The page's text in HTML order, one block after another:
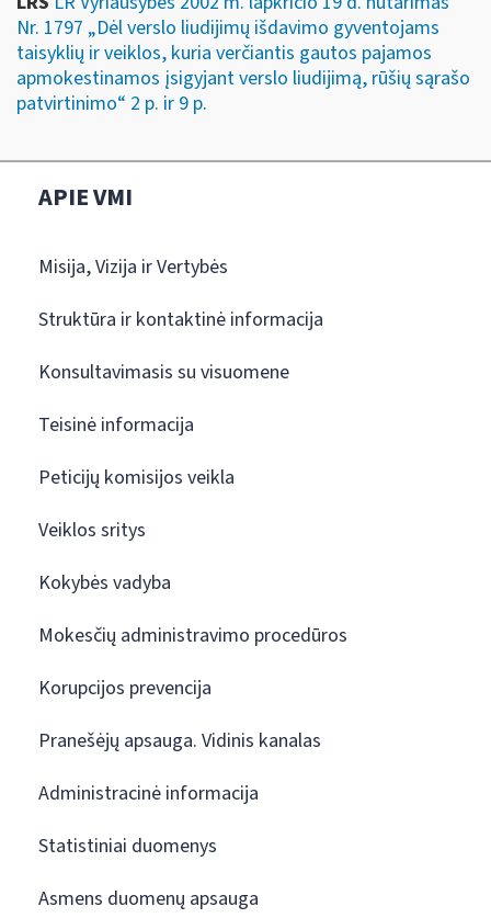
Nr. 1797 „Dėl verslo liudijimų išdavimo gyventojams
taisyklių ir veiklos, kuria verčiantis gautos pajamos
apmokestinamos įsigyjant verslo liudijimą, rūšių sąrašo
patvirtinimo“ 2 p. ir 9 p.
APIE VMI
Misija, Vizija ir Vertybės
Struktūra ir kontaktinė informacija
Konsultavimasis su visuomene
Teisinė informacija
Peticijų komisijos veikla
Veiklos sritys
Kokybės vadyba
Mokesčių administravimo procedūros
Korupcijos prevencija
Pranešėjų apsauga. Vidinis kanalas
Administracinė informacija
Statistiniai duomenys
Asmens duomenų apsauga